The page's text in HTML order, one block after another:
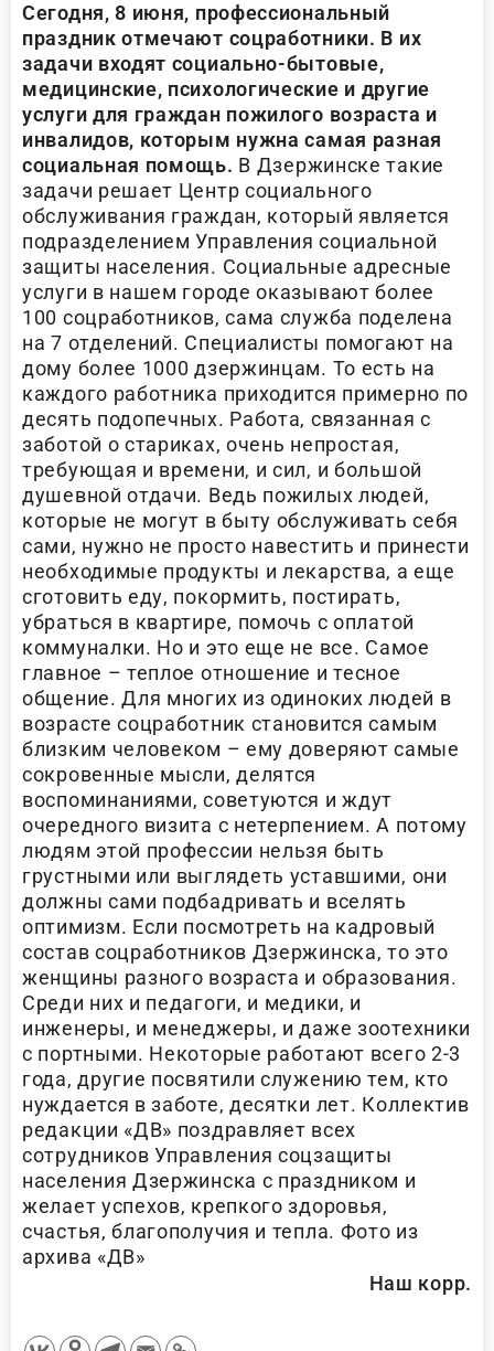
Сегодня, 8 июня, профессиональный
праздник отмечают соцработники. В их
задачи входят социально-бытовые,
медицинские, психологические и другие
услуги для граждан пожилого возраста и
инвалидов, которым нужна самая разная
социальная помощь. В Дзержинске такие
задачи решает Центр социального
обслуживания граждан, который является
подразделением Управления социальной
защиты населения. Социальные адресные
услуги в нашем городе оказывают более
100 соцработников, сама служба поделена
на 7 отделений. Специалисты помогают на
дому более 1000 дзержинцам. То есть на
каждого работника приходится примерно по
десять подопечных. Работа, связанная с
заботой о стариках, очень непростая,
требующая и времени, и сил, и большой
душевной отдачи. Ведь пожилых людей,
которые не могут в быту обслуживать себя
сами, нужно не просто навестить и принести
необходимые продукты и лекарства, а еще
сготовить еду, покормить, постирать,
убраться в квартире, помочь с оплатой
коммуналки. Но и это еще не все. Самое
главное – теплое отношение и тесное
общение. Для многих из одиноких людей в
возрасте соцработник становится самым
близким человеком – ему доверяют самые
сокровенные мысли, делятся
воспоминаниями, советуются и ждут
очередного визита с нетерпением. А потому
людям этой профессии нельзя быть
грустными или выглядеть уставшими, они
должны сами подбадривать и вселять
оптимизм. Если посмотреть на кадровый
состав соцработников Дзержинска, то это
женщины разного возраста и образования.
Среди них и педагоги, и медики, и
инженеры, и менеджеры, и даже зоотехники
с портными. Некоторые работают всего 2-3
года, другие посвятили служению тем, кто
нуждается в заботе, десятки лет. Коллектив
редакции «ДВ» поздравляет всех
сотрудников Управления соцзащиты
населения Дзержинска с праздником и
желает успехов, крепкого здоровья,
счастья, благополучия и тепла. Фото из
архива «ДВ»
Наш корр.